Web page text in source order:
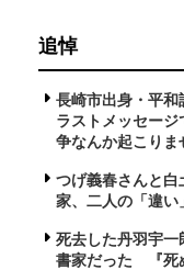
追悼
長崎市出身・平
ラストメッセー
争なんか起こりま
つげ義春さんと
家、二人の「違い
死去した丹羽宇
書家だった 『死